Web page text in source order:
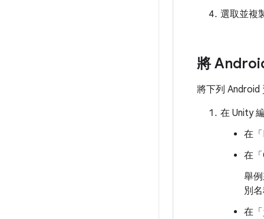
選取並複
將
將下列 Android
在 Unity
在
在
舉
別
在